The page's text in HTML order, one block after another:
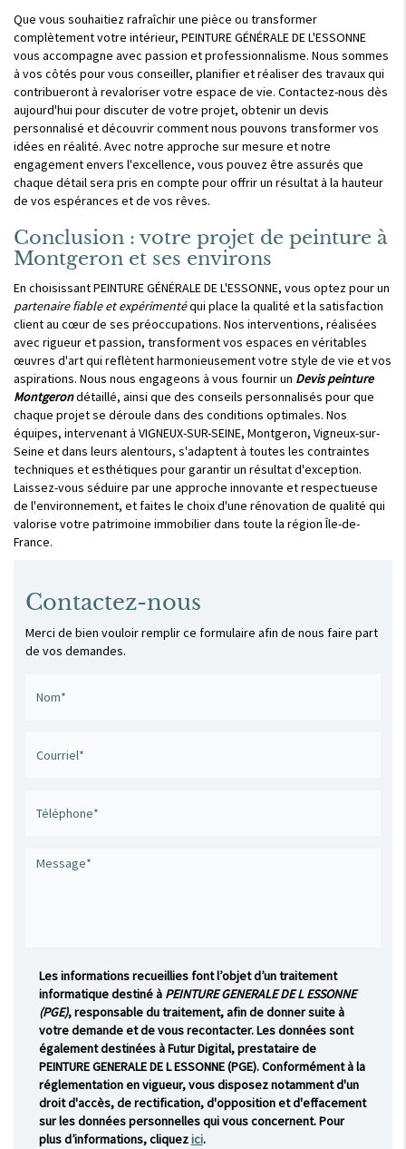
Que vous souhaitiez rafraîchir une pièce ou transformer
complètement votre intérieur, PEINTURE GÉNÉRALE DE L'ESSONNE
vous accompagne avec passion et professionnalisme. Nous sommes
à vos côtés pour vous conseiller, planifier et réaliser des travaux qui
contribueront à revaloriser votre espace de vie. Contactez-nous dès
aujourd'hui pour discuter de votre projet, obtenir un devis
personnalisé et découvrir comment nous pouvons transformer vos
idées en réalité. Avec notre approche sur mesure et notre
engagement envers l'excellence, vous pouvez être assurés que
chaque détail sera pris en compte pour offrir un résultat à la hauteur
de vos espérances et de vos rêves.
Conclusion : votre projet de peinture à
Montgeron et ses environs
En choisissant PEINTURE GÉNÉRALE DE L'ESSONNE, vous optez pour un
partenaire fiable et expérimentéqui place la qualité et la satisfaction
client au cœur de ses préoccupations. Nos interventions, réalisées
avec rigueur et passion, transforment vos espaces en véritables
œuvres d'art qui reflètent harmonieusement votre style de vie et vos
aspirations. Nous nous engageons à vous fournir un Devis peinture
Montgerondétaillé, ainsi que des conseils personnalisés pour que
chaque projet se déroule dans des conditions optimales. Nos
équipes, intervenant à VIGNEUX-SUR-SEINE, Montgeron, Vigneux-sur-
Seine et dans leurs alentours, s'adaptent à toutes les contraintes
techniques et esthétiques pour garantir un résultat d'exception.
Laissez-vous séduire par une approche innovante et respectueuse
de l'environnement, et faites le choix d'une rénovation de qualité qui
valorise votre patrimoine immobilier dans toute la région Île-de-
France.
Contactez-nous
Merci de bien vouloir remplir ce formulaire afin de nous faire part
de vos demandes.
Les informations recueillies font l’objet d’un traitement
informatique destiné àPEINTURE GENERALE DE L ESSONNE
(PGE), responsable du traitement, afin de donner suite à
votre demande et de vous recontacter. Les données sont
également destinées à Futur Digital, prestataire de
PEINTURE GENERALE DE L ESSONNE (PGE). Conformément à la
réglementation en vigueur, vous disposez notamment d'un
droit d'accès, de rectification, d'opposition et d'effacement
sur les données personnelles qui vous concernent. Pour
plus d’informations, cliquezici.